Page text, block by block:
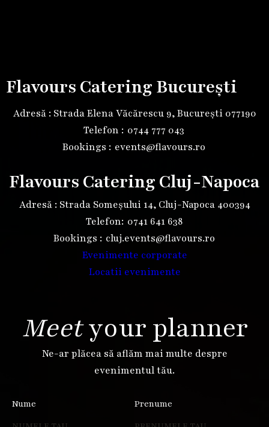
Flavours Catering București
Adresă : Strada Elena Văcărescu 9, București 077190
Telefon : 0744 777 043
Bookings : events@flavours.ro
Flavours Catering Cluj-Napoca
Adresă : Strada Someșului 14, Cluj-Napoca 400394
Telefon: 0741 641 638
Bookings : cluj.events@flavours.ro
Evenimente corporate
Locatii evenimente
Meetyour planner
Ne-ar plăcea să aflăm mai multe despre
evenimentul tău.
Nume Prenume